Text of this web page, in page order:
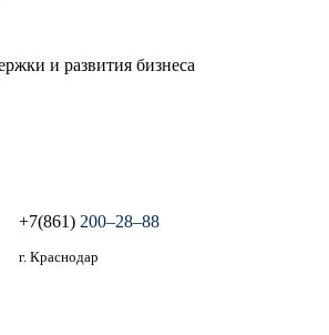
и развития бизнеса
+7(861) 200‒28‒88
г. Краснодар